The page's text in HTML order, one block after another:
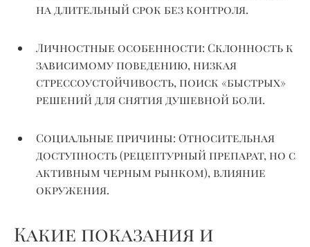
на длительный срок без контроля.
Личностные особенности: Склонность к
зависимому поведению, низкая
стрессоустойчивость, поиск «быстрых»
решений для снятия душевной боли.
Социальные причины: Относительная
доступность (рецептурный препарат, но с
активным черным рынком), влияние
окружения.
Какие показания и